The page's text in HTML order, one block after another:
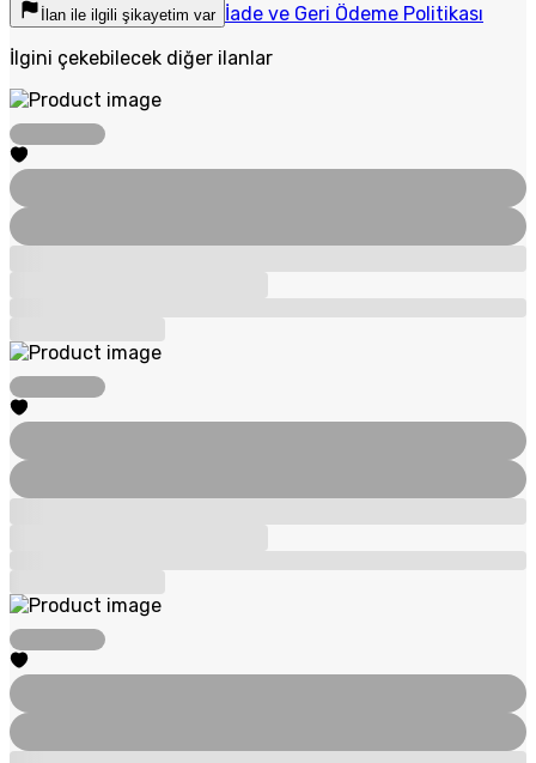
İlan ile ilgili şikayetim var İade ve Geri Ödeme Politikası
İlgini çekebilecek diğer ilanlar